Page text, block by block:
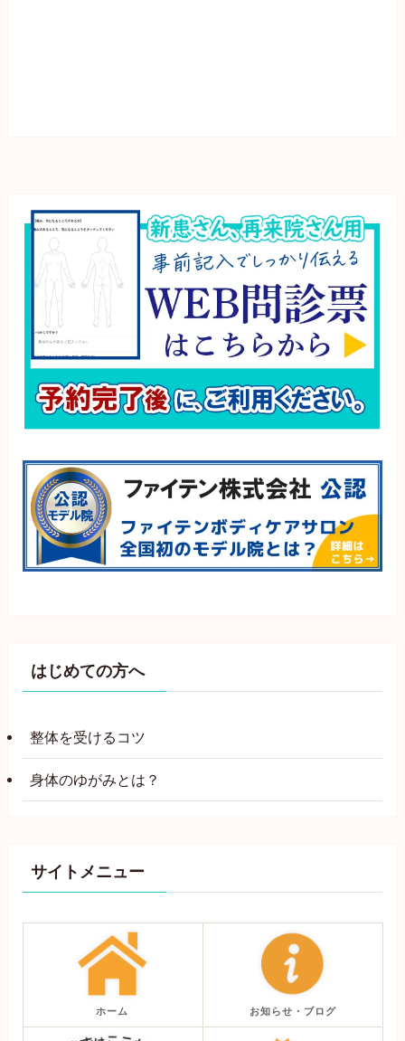
はじめての方へ
整体を受けるコツ
身体のゆがみとは？
サイトメニュー
ホーム お知らせ・ブログ